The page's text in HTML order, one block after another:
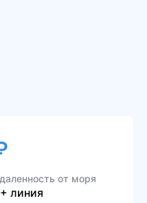
от моря
линия